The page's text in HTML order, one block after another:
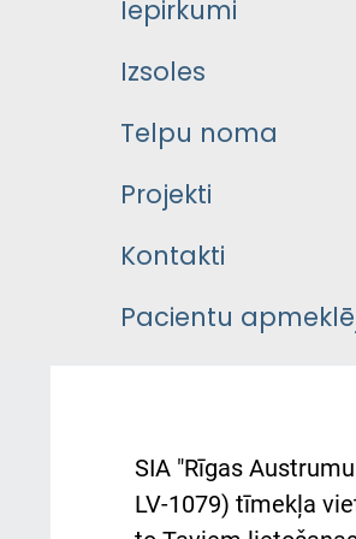
Iepirkumi
Izsoles
Telpu noma
Projekti
Kontakti
Pacientu
Pacienta
atsauksmju/
SIA "Rīgas
LV-1079) tīmekļa